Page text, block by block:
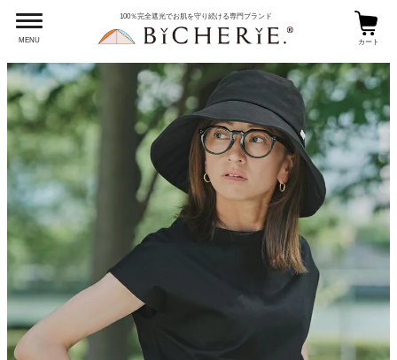
MENU
100％完全遮光でお肌を守り続ける専門ブランド
カート